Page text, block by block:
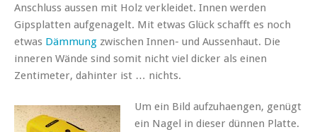
Anschluss aussen mit Holz verkleidet. Innen werden
Gipsplatten aufgenagelt. Mit etwas Glück schafft es noch
etwas Dämmung zwischen Innen- und Aussenhaut. Die
inneren Wände sind somit nicht viel dicker als einen
Zentimeter, dahinter ist … nichts.
Um ein Bild aufzuhaengen, genügt
ein Nagel in dieser dünnen Platte.